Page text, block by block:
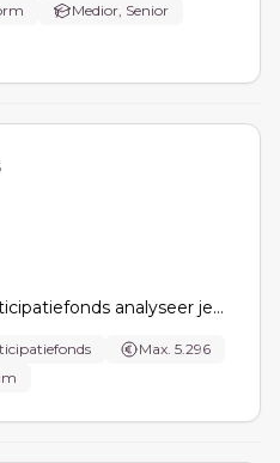
mixed-use destinations
accounting, reporting
Medior, Senior
analyseer je
je budgettering en
management, ontwikkel
Max. 5.296